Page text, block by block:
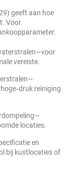
geeft aan hoe
Voor
vereiste.
reiniging
locaties.
en
bij kustlocaties of